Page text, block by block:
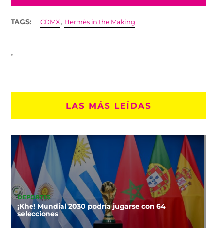
TAGS: CDMX, Hermès in the Making
LAS MÁS LEÍDAS
DEPORTES
¡Khe! Mundial 2030 podría jugarse con 64
selecciones